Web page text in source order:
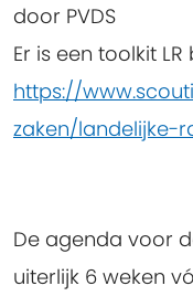
door PVDS
Er is een toolkit
https://
zaken/landelijke-
De agenda voor
uiterlijk 6 weken